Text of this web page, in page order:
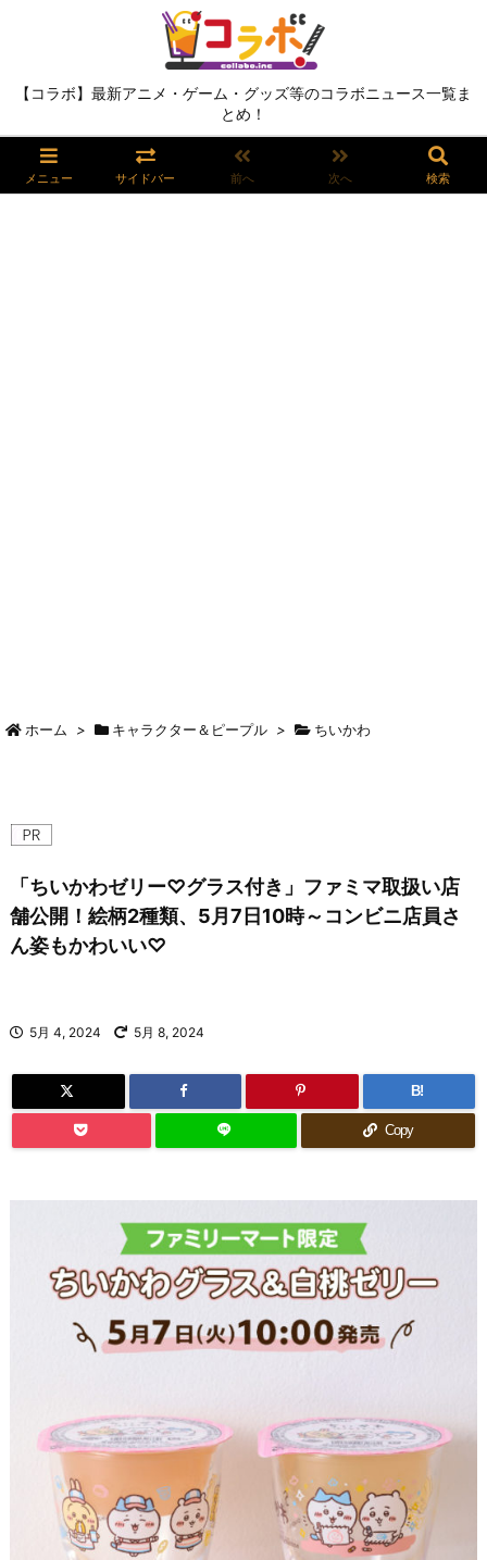
【コラボ】最新アニメ・ゲーム・グッズ等のコラボニュース一覧ま
とめ！
メニュー サイドバー 前へ 次へ 検索
ホーム > キャラクター＆ピープル > ちいかわ
「ちいかわゼリー♡グラス付き」ファミマ取扱い店
舗公開！絵柄2種類、5月7日10時～コンビニ店員さ
ん姿もかわいい♡
5月 4, 2024 5月 8, 2024
B!
Copy